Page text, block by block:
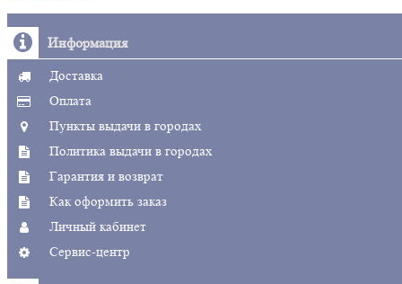
Информация
Доставка
Оплата
Пункты выдачи в городах
Политика выдачи в городах
Гарантия и возврат
Как оформить заказ
Личный кабинет
Сервис-центр